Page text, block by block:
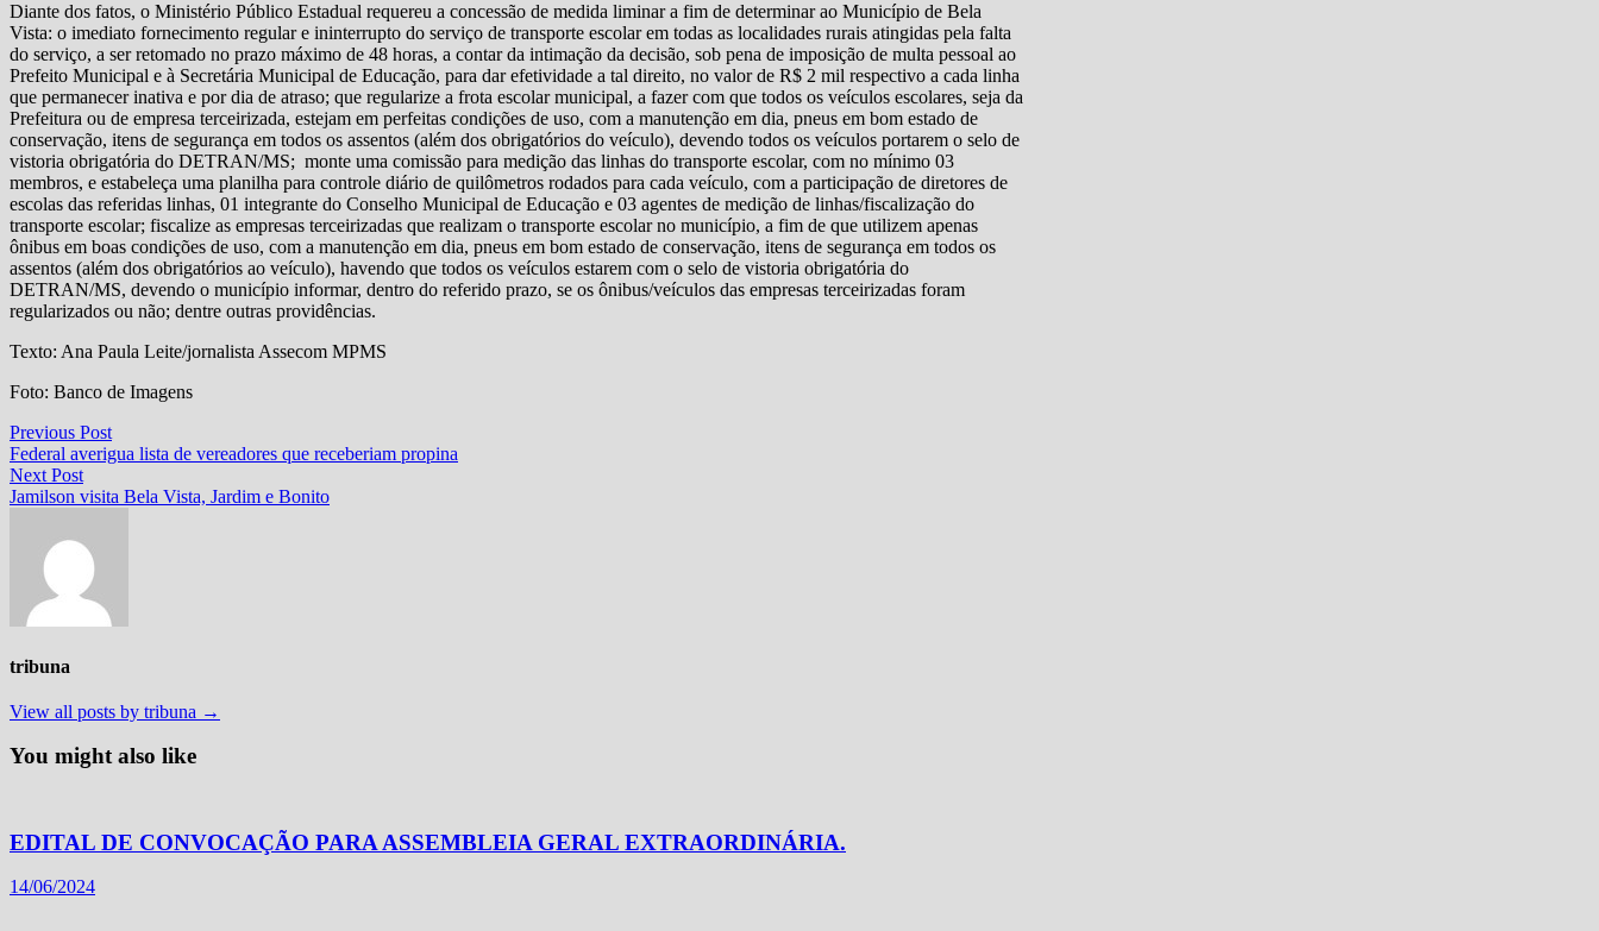
Diante dos fatos, o Ministério Público Estadual requereu a concessão de medida liminar a fim de determinar ao Município de Bela
Vista: o imediato fornecimento regular e ininterrupto do serviço de transporte escolar em todas as localidades rurais atingidas pela falta
do serviço, a ser retomado no prazo máximo de 48 horas, a contar da intimação da decisão, sob pena de imposição de multa pessoal ao
Prefeito Municipal e à Secretária Municipal de Educação, para dar efetividade a tal direito, no valor de R$ 2 mil respectivo a cada linha
que permanecer inativa e por dia de atraso; que regularize a frota escolar municipal, a fazer com que todos os veículos escolares, seja da
Prefeitura ou de empresa terceirizada, estejam em perfeitas condições de uso, com a manutenção em dia, pneus em bom estado de
conservação, itens de segurança em todos os assentos (além dos obrigatórios do veículo), devendo todos os veículos portarem o selo de
vistoria obrigatória do DETRAN/MS; monte uma comissão para medição das linhas do transporte escolar, com no mínimo 03
membros, e estabeleça uma planilha para controle diário de quilômetros rodados para cada veículo, com a participação de diretores de
escolas das referidas linhas, 01 integrante do Conselho Municipal de Educação e 03 agentes de medição de linhas/fiscalização do
transporte escolar; fiscalize as empresas terceirizadas que realizam o transporte escolar no município, a fim de que utilizem apenas
ônibus em boas condições de uso, com a manutenção em dia, pneus em bom estado de conservação, itens de segurança em todos os
assentos (além dos obrigatórios ao veículo), havendo que todos os veículos estarem com o selo de vistoria obrigatória do
DETRAN/MS, devendo o município informar, dentro do referido prazo, se os ônibus/veículos das empresas terceirizadas foram
regularizados ou não; dentre outras providências.
Texto: Ana Paula Leite/jornalista Assecom MPMS
Foto: Banco de Imagens
Navegação
de
Post
Previous PostPrevious
post:
Federal averigua lista de vereadores que receberiam propina
Next PostNext
post:
Jamilson visita Bela Vista, Jardim e Bonito
tribuna
View all posts by tribuna →
You might also like
EDITAL DE CONVOCAÇÃO PARA ASSEMBLEIA GERAL EXTRAORDINÁRIA.
14/06/2024